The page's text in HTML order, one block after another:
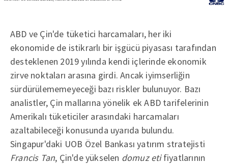
ABD ve Çin'de tüketici harcamaları, her iki
ekonomide de istikrarlı bir işgücü piyasası tarafından
desteklenen 2019 yılında kendi içlerinde ekonomik
zirve noktaları arasına girdi. Ancak iyimserliğin
sürdürülememeyeceği bazı riskler bulunuyor. Bazı
analistler, Çin mallarına yönelik ek ABD tarifelerinin
Amerikalı tüketiciler arasındaki harcamaları
azaltabileceği konusunda uyarıda bulundu.
Singapur'daki UOB Özel Bankası yatırım stratejisti
Francis Tan, Çin'de yükselen domuz etifiyatlarının